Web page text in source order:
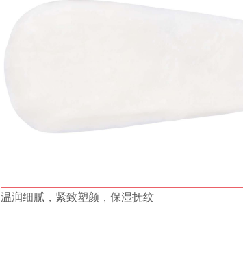
温润细腻，紧致塑颜，保湿抚纹